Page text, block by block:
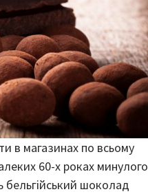
в магазинах по всьому
60-х роках минулого
бельгійський шоколад